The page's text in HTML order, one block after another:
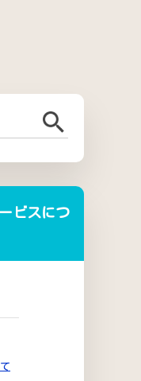
ビスにつ